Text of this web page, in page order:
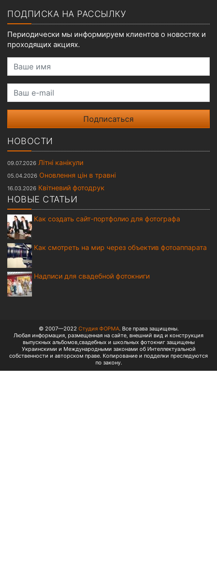
ПОДПИСКА НА РАССЫЛКУ
Периодически мы информируем клиентов о новостях и
проходящих акциях.
Ваше имя
Ваш e-mail
НОВОСТИ
09.07.2026 Літні канікули
05.04.2026 Оновлення цін в травні
16.03.2026 Квітневий фотодрук
НОВЫЕ СТАТЬИ
Как создать сайт-портфолио для фотографа
Как смотреть на мир через объектив фотоаппарата
Надписи для свадебной фотокниги
© 2007—2022 Студия ФОРМА. Все права защищены.
Любая информация, размещенная на сайте, внешний вид и конструкция
выпускных альбомов,свадебных и школьных фотокниг защищены
Украинскими и Международными законами об Интеллектуальной
собственности и авторском праве. Копирование и подделки преследуются
по закону.